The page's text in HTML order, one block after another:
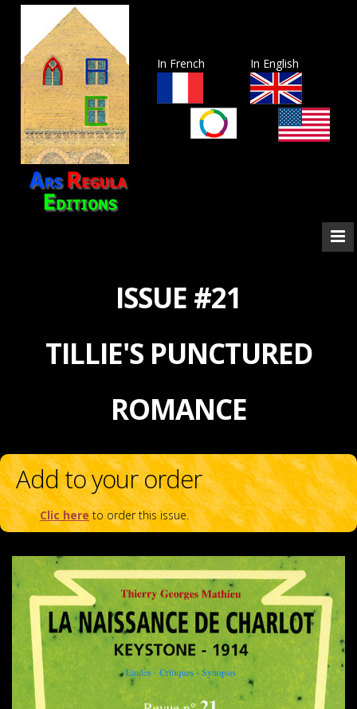
In English
In French
ISSUE #21
TILLIE'S PUNCTURED
ROMANCE
Add to your order
Clic hereto order this issue.